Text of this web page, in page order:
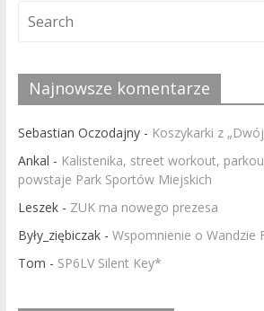
Najnowsze komentarze
Sebastian Oczodajny- Koszykarki z
Ankal - Kalistenika, street workout,
powstaje Park Sportów Miejskich
Leszek- ZUK ma nowego prezesa
Były_ziębiczak- Wspomnienie o Wandzie
Tom - SP6LV Silent Key*